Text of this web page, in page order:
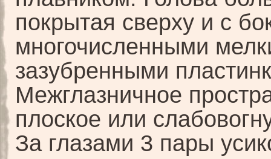
покрытая сверху и с
многочисленными
зазубренными
Межглазничное
плоское или
За глазами 3 пары